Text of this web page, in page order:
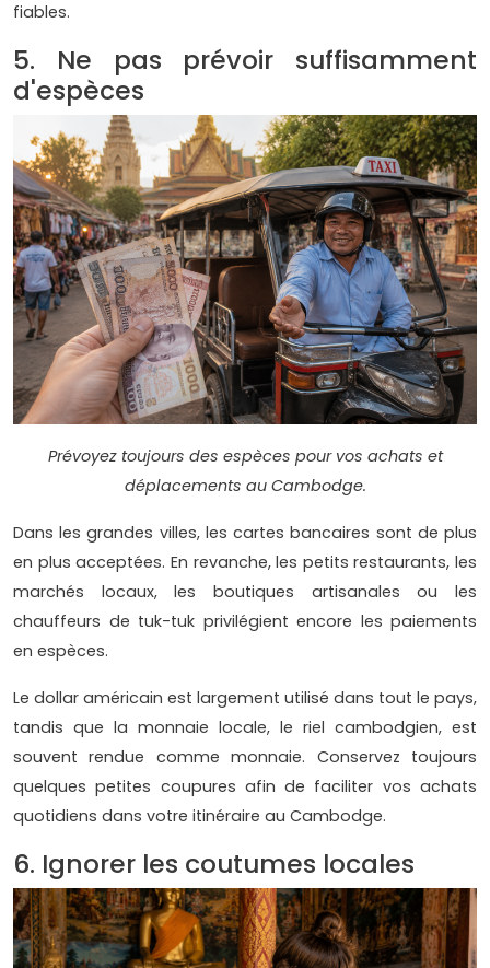
fiables.
5. Ne pas prévoir suffisamment
d'espèces
Prévoyez toujours des espèces pour vos achats et
déplacements au Cambodge.
Dans les grandes villes, les cartes bancaires sont de plus
en plus acceptées. En revanche, les petits restaurants, les
marchés locaux, les boutiques artisanales ou les
chauffeurs de tuk-tuk privilégient encore les paiements
en espèces.
Le dollar américain est largement utilisé dans tout le pays,
tandis que la monnaie locale, le riel cambodgien, est
souvent rendue comme monnaie. Conservez toujours
quelques petites coupures afin de faciliter vos achats
quotidiens dans votre itinéraire au Cambodge.
6. Ignorer les coutumes locales